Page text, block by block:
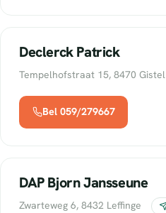
Declerck Patrick
Tempelhofstraat 15, 8470 Gistel
Bel 059/279667
DAP Bjorn Jansseune
Zwarteweg 6, 8432 Leffinge